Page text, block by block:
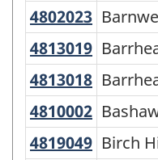
le
territoire
-
Variante
de
la
4802023
4813019
4813018
4810002 Bashaw
4819049 Birch
Birch